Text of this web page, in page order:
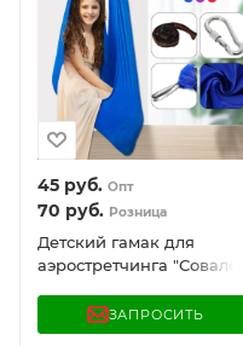
45 руб. Опт
70 руб. Розница
Детский гамак для
аэростретчинга "Совалёт"
развитие ловкости и
координации)
ЗАПРОСИТЬ